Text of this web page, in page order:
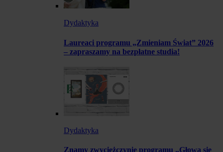
Dydaktyka
Laureaci programu „Zmieniam Świat” 2026
– zapraszamy na bezpłatne studia!
Dydaktyka
Znamy zwyciężczynie programu „Głowa się